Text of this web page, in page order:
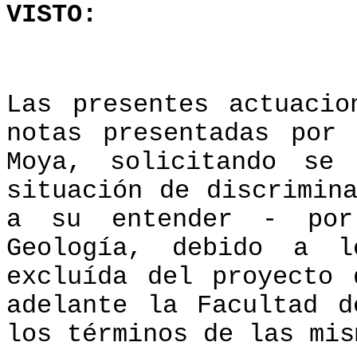
VISTO:
Las presentes
notas presentadas
Moya, solicitando
situación de
a su entender -
Geología, debido a
excluída del proyecto
adelante la Facultad
los términos de las